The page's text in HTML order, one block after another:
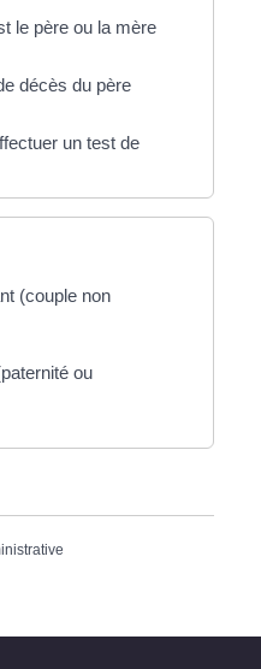
le père ou la mère
décès du père
un test de
(couple non
ou